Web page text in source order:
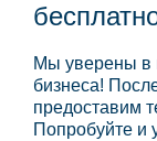
Мы уверены в
бизнеса!
предоставим
Попробуйте и